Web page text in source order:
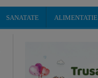
SANATATE ALIMENTATIE